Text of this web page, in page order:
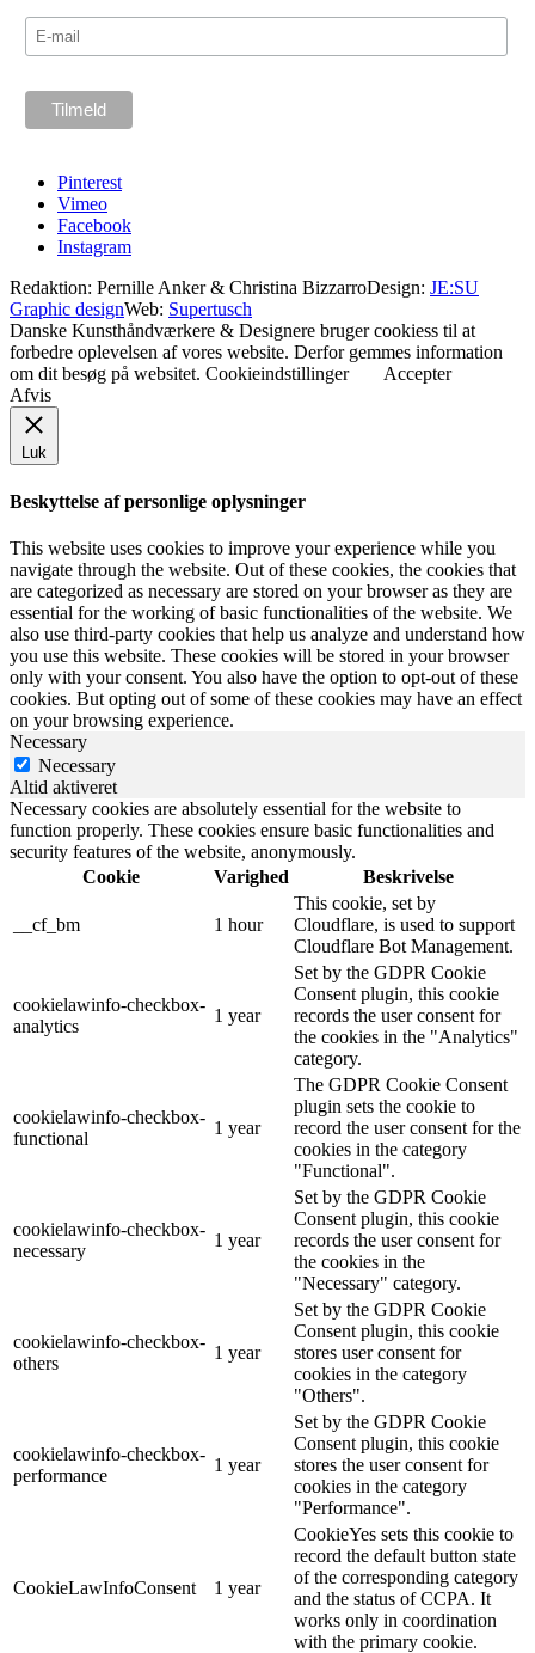
Pinterest
Vimeo
Facebook
Instagram
Redaktion: Pernille Anker & Christina BizzarroDesign: JE:SU
Graphic designWeb: Supertusch
Danske Kunsthåndværkere & Designere bruger cookiess til at
forbedre oplevelsen af vores website. Derfor gemmes information
om dit besøg på websitet. Cookieindstillinger
Accepter
Afvis
Luk
Beskyttelse af personlige oplysninger
This website uses cookies to improve your experience while you
navigate through the website. Out of these cookies, the cookies that
are categorized as necessary are stored on your browser as they are
essential for the working of basic functionalities of the website. We
also use third-party cookies that help us analyze and understand how
you use this website. These cookies will be stored in your browser
only with your consent. You also have the option to opt-out of these
cookies. But opting out of some of these cookies may have an effect
on your browsing experience.
Necessary
Necessary
Altid aktiveret
Necessary cookies are absolutely essential for the website to
function properly. These cookies ensure basic functionalities and
security features of the website, anonymously.
Cookie
Varighed Beskrivelse
__cf_bm 1 hour
This cookie, set by
Cloudflare, is used to support
Cloudflare Bot Management.
cookielawinfo-checkbox-
analytics
1 year
Set by the GDPR Cookie
Consent plugin, this cookie
records the user consent for
the cookies in the "Analytics"
category.
cookielawinfo-checkbox-
functional
1 year
The GDPR Cookie Consent
plugin sets the cookie to
record the user consent for the
cookies in the category
"Functional".
cookielawinfo-checkbox-
necessary
1 year
Set by the GDPR Cookie
Consent plugin, this cookie
records the user consent for
the cookies in the
"Necessary" category.
cookielawinfo-checkbox-
others
1 year
Set by the GDPR Cookie
Consent plugin, this cookie
stores user consent for
cookies in the category
"Others".
cookielawinfo-checkbox-
performance
1 year
Set by the GDPR Cookie
Consent plugin, this cookie
stores the user consent for
cookies in the category
"Performance".
CookieLawInfoConsent 1 year
CookieYes sets this cookie to
record the default button state
of the corresponding category
and the status of CCPA. It
works only in coordination
with the primary cookie.